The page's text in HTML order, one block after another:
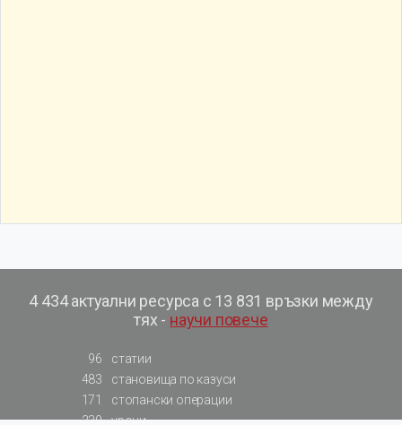
4 434 актуални ресурса с 13 831 връзки между
тях - научи повече
96
статии
483
становища по казуси
171
стопански операции
230
уроци